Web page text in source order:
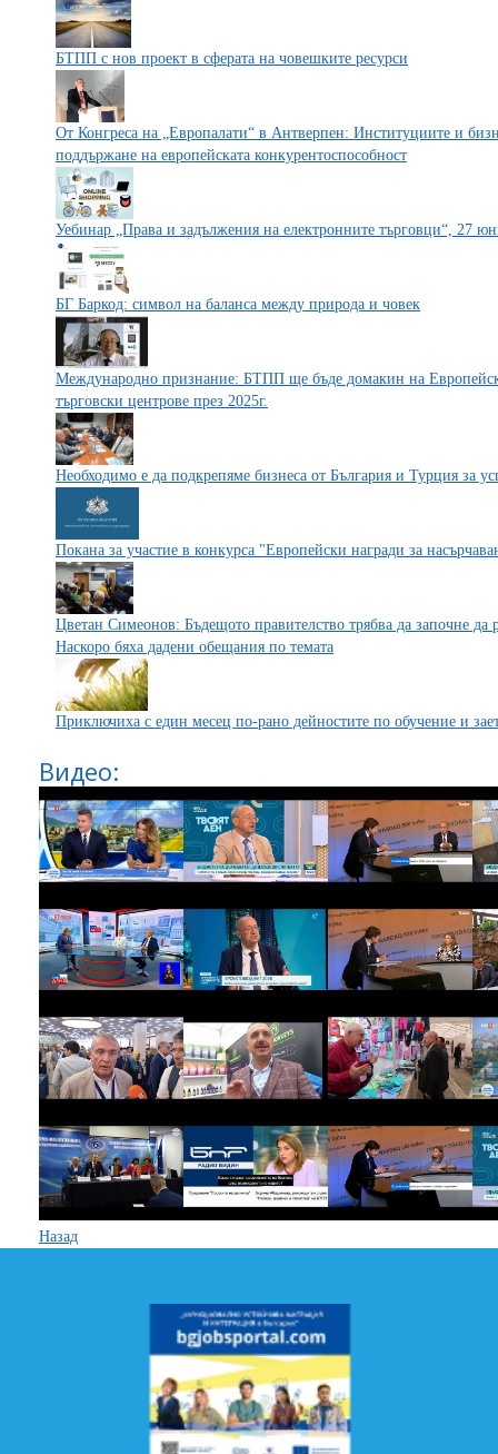
БТПП с нов проект в сферата на човешките ресурси
От Конгреса на „Европалати“ в Антверпен: Институциите и
поддържане на европейската конкурентоспособност
Уебинар „Права и задължения на електронните търговци“, 27
БГ Баркод: символ на баланса между природа и човек
Международно признание: БТПП ще бъде домакин на
търговски центрове през 2025г.
Необходимо е да подкрепяме бизнеса от България и Турция за
Покана за участие в конкурса "Европейски награди за
Цветан Симеонов: Бъдещото правителство трябва да започне да
Наскоро бяха дадени обещания по темата
Приключиха с един месец по-рано дейностите по обучение и
Видео:
Назад